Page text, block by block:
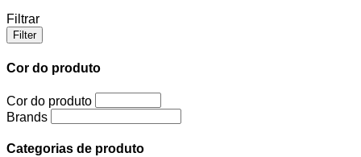
Filtrar
Filter
Cor do produto
Cor do produto
Brands
Categorias de produto